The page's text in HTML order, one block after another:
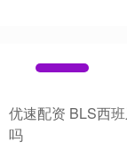
优速配资 BLS西
吗